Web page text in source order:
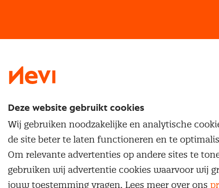
Nevi 2
Deze website gebruikt cookies
Wij gebruiken noodzakelijke en analytische
de site beter te laten functioneren en te
Om relevante advertenties op andere sites te
gebruiken wij advertentie cookies waarvoor wij
jouw toestemming vragen. Lees meer over ons